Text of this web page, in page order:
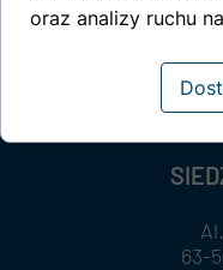
63-
oraz analizy ruchu